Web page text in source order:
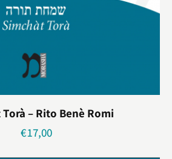
– Rito Benè Romi
€17,00